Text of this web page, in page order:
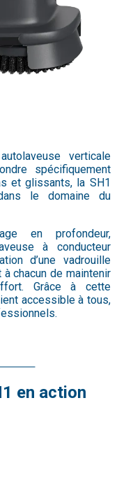
verticale
spécifiquement
et glissants, la SH1
le domaine du
en profondeur,
à conducteur
d’une vadrouille
chacun de maintenir
Grâce à cette
accessible à tous,
en action